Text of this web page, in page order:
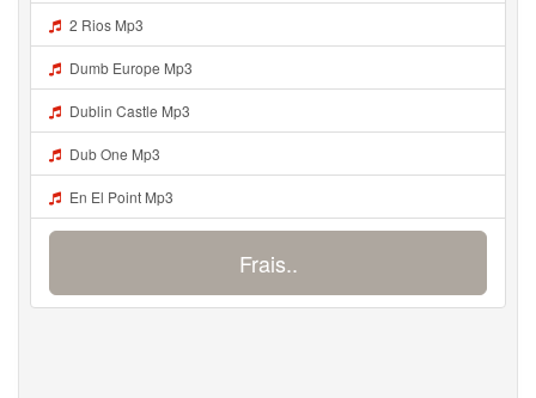
2 Rios Mp3
Dumb Europe Mp3
Dublin Castle Mp3
Dub One Mp3
En El Point Mp3
Frais..